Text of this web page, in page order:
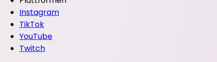
Instagram
TikTok
YouTube
Twitch